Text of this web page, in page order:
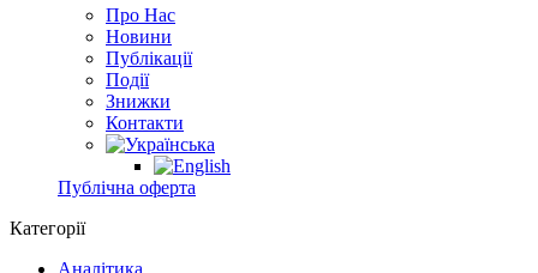
Про Нас
Новини
Публікації
Події
Знижки
Контакти
Публічна оферта
Категорії